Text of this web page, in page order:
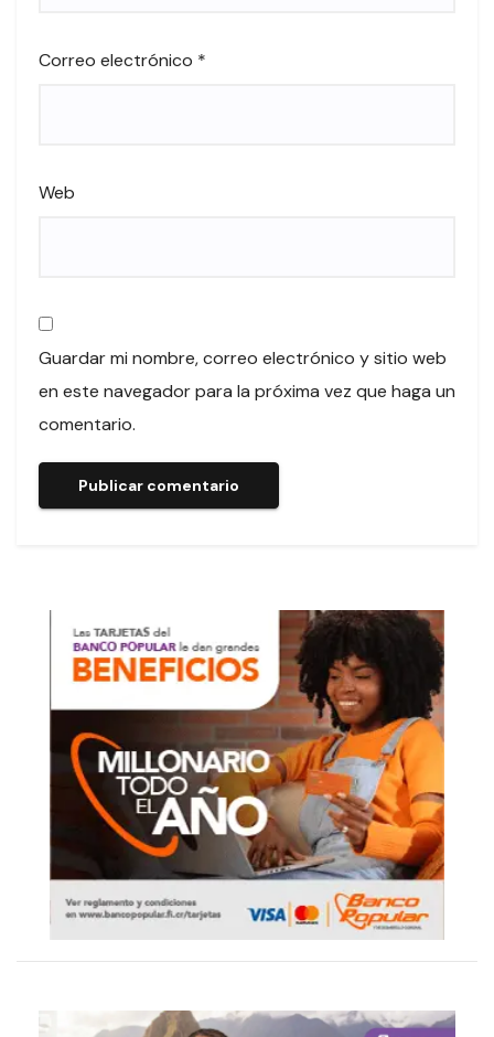
Correo electrónico *
Web
Guardar mi nombre, correo electrónico y sitio web
en este navegador para la próxima vez que haga un
comentario.